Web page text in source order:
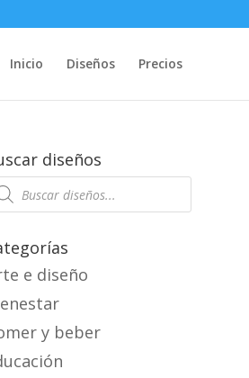
Inicio Diseños Precios
diseños
e diseño
y beber